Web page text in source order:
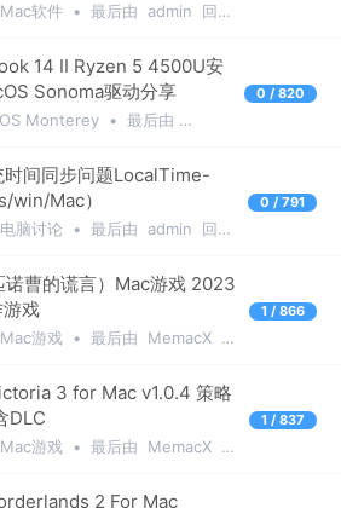
软件 • 最后由 admin
回复
14 II Ryzen 5 4500U安
Sonoma驱动分享
Monterey • 最后由
0 / 820
时间同步问题LocalTime-
win/Mac）
脑讨论 • 最后由 admin
回复
0 / 791
曹的谎言）Mac游戏 2023
戏
游戏 • 最后由 MemacX 回
1 / 866
3 for Mac v1.0.4 策略
DLC
游戏 • 最后由 MemacX 回
1 / 837
2 For Mac